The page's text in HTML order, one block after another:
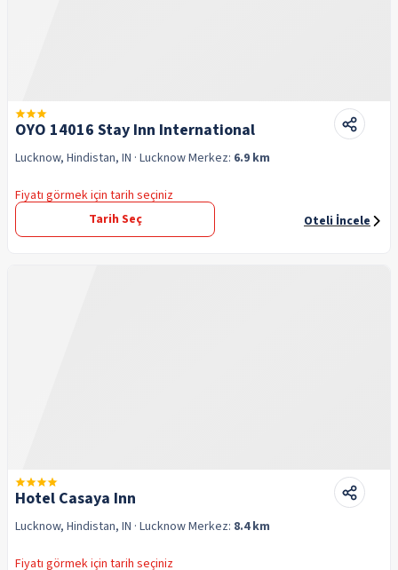
OYO 14016 Stay Inn International
Lucknow, Hindistan, IN · LucknowMerkez: 6.9 km
Fiyatı görmek için tarih seçiniz
Tarih Seç
Oteli İncele
Hotel Casaya Inn
Lucknow, Hindistan, IN · LucknowMerkez: 8.4 km
Fiyatı görmek için tarih seçiniz